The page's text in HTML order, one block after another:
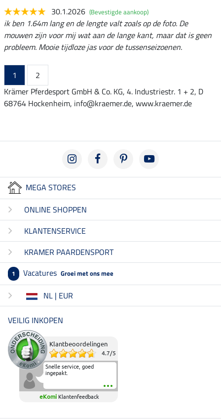
30.1.2026 (Bevestigde aankoop)
ik ben 1.64m lang en de lengte valt zoals op de foto. De
mouwen zijn voor mij wat aan de lange kant, maar dat is geen
probleem. Mooie tijdloze jas voor de tussenseizoenen.
1
2
Krämer Pferdesport GmbH & Co. KG, 4. Industriestr. 1 + 2, D
68764 Hockenheim, info@kraemer.de, www.kraemer.de
MEGA STORES
ONLINE SHOPPEN
KLANTENSERVICE
KRAMER PAARDENSPORT
1 Vacatures Groei met ons mee
NL | EUR
VEILIG INKOPEN
Klantbeoordelingen
4.7/5
Snelle service, goed
ingepakt.
eKomi Klantenfeedback